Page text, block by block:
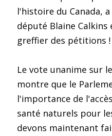
l'histoire du Canada,
député Blaine
greffier des pétitions !
Le vote unanime sur
montre que le
l'importance de
santé naturels pour
devons maintenant